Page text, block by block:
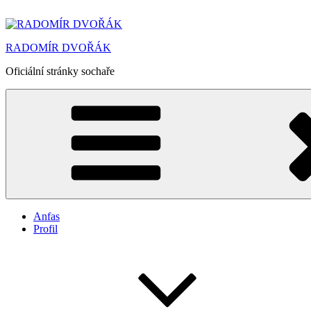
k
webu
RADOMÍR DVOŘÁK
Oficiální stránky sochaře
Anfas
Profil